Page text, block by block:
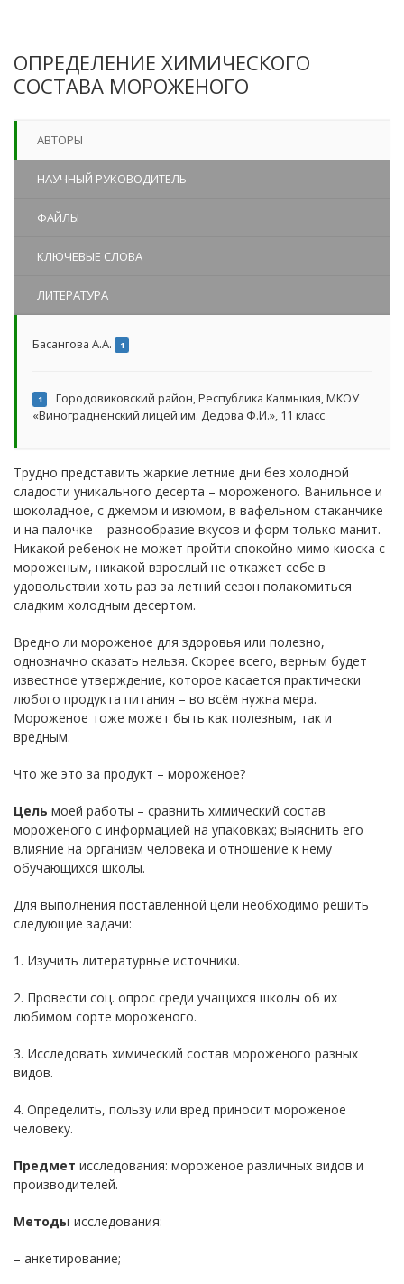
ОПРЕДЕЛЕНИЕ ХИМИЧЕСКОГО
СОСТАВА МОРОЖЕНОГО
АВТОРЫ
НАУЧНЫЙ РУКОВОДИТЕЛЬ
ФАЙЛЫ
КЛЮЧЕВЫЕ СЛОВА
ЛИТЕРАТУРА
Басангова А.А. 1
1
Городовиковский район, Республика Калмыкия, МКОУ
«Виноградненский лицей им. Дедова Ф.И.», 11 класс
Трудно представить жаркие летние дни без холодной
сладости уникального десерта – мороженого. Ванильное и
шоколадное, с джемом и изюмом, в вафельном стаканчике
и на палочке – разнообразие вкусов и форм только манит.
Никакой ребенок не может пройти спокойно мимо киоска с
мороженым, никакой взрослый не откажет себе в
удовольствии хоть раз за летний сезон полакомиться
сладким холодным десертом.
Вредно ли мороженое для здоровья или полезно,
однозначно сказать нельзя. Скорее всего, верным будет
известное утверждение, которое касается практически
любого продукта питания – во всём нужна мера.
Мороженое тоже может быть как полезным, так и
вредным.
Что же это за продукт – мороженое?
Цель моей работы – сравнить химический состав
мороженого с информацией на упаковках; выяснить его
влияние на организм человека и отношение к нему
обучающихся школы.
Для выполнения поставленной цели необходимо решить
следующие задачи:
1. Изучить литературные источники.
2. Провести соц. опрос среди учащихся школы об их
любимом сорте мороженого.
3. Исследовать химический состав мороженого разных
видов.
4. Определить, пользу или вред приносит мороженое
человеку.
Предмет исследования: мороженое различных видов и
производителей.
Методы исследования:
– анкетирование;